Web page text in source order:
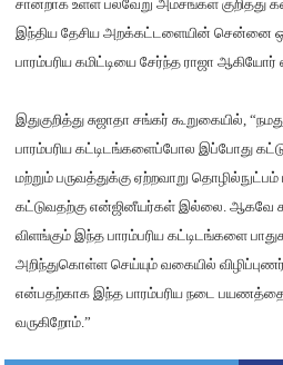
சான்றாக உள்ள பல்வேறு அம்சங்கள் குறித்து
இந்திய தேசிய அறக்கட்டளையின் சென்னை
பாரம்பரிய கமிட்டியை சேர்ந்த ராஜா ஆகியோர்
இதுகுறித்து சுஜாதா சங்கர் கூறுகையில்,
பாரம்பரிய கட்டிடங்களைப்போல இப்போது
மற்றும் பருவத்துக்கு ஏற்றவாறு
கட்டுவதற்கு என்ஜினீயர்கள் இல்லை. ஆகவே
விளங்கும் இந்த பாரம்பரிய கட்டிடங்களை
அறிந்துகொள்ள செய்யும் வகையில்
என்பதற்காக இந்த பாரம்பரிய நடை
வருகிறோம்.”